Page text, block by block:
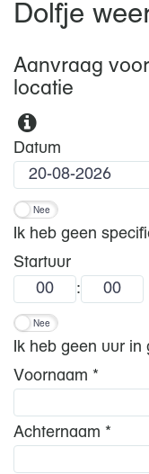
Dolfje
Aanvraag
locatie
Datum
Nee
Ik heb geen
Startuur
:
Nee
Ik heb geen uur in
Voornaam *
Achternaam *